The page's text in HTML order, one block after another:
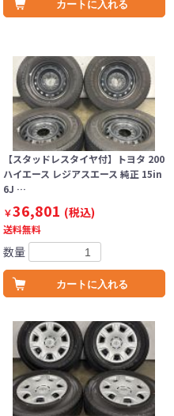
カートに入れる
【スタッドレスタイヤ付】トヨタ 200
ハイエース レジアスエース 純正 15in
6J …
￥36,801 (税込)
送料無料
数量
カートに入れる